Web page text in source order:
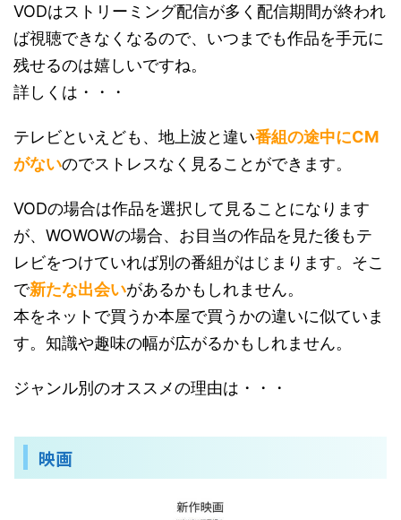
VODはストリーミング配信が多く配信期間が終われ
ば視聴できなくなるので、いつまでも作品を手元に
残せるのは嬉しいですね。
詳しくは・・・
テレビといえども、地上波と違い番組の途中にCM
がないのでストレスなく見ることができます。
VODの場合は作品を選択して見ることになります
が、WOWOWの場合、お目当の作品を見た後もテ
レビをつけていれば別の番組がはじまります。そこ
で新たな出会いがあるかもしれません。
本をネットで買うか本屋で買うかの違いに似ていま
す。知識や趣味の幅が広がるかもしれません。
ジャンル別のオススメの理由は・・・
映画